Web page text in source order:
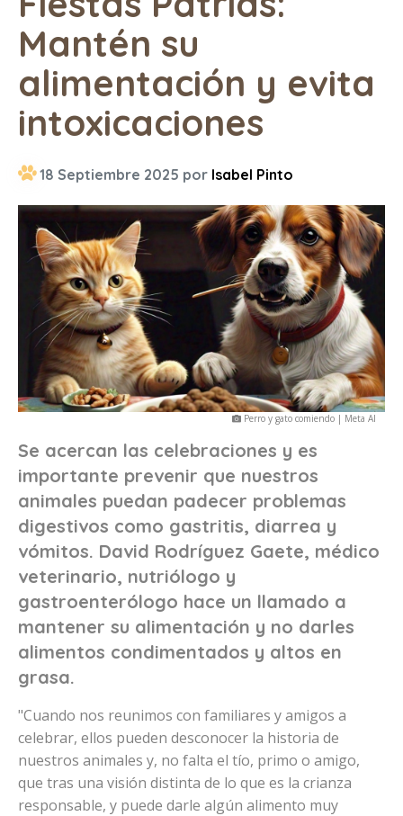
Mantén su
alimentación y evita
intoxicaciones
18 Septiembre 2025 por Isabel Pinto
Perro y gato comiendo | Meta AI
Se acercan las celebraciones y es
importante prevenir que nuestros
animales puedan padecer problemas
digestivos como gastritis, diarrea y
vómitos. David Rodríguez Gaete, médico
veterinario, nutriólogo y
gastroenterólogo hace un llamado a
mantener su alimentación y no darles
alimentos condimentados y altos en
grasa.
"Cuando nos reunimos con familiares y amigos a
celebrar, ellos pueden desconocer la historia de
nuestros animales y, no falta el tío, primo o amigo,
que tras una visión distinta de lo que es la crianza
responsable, y puede darle algún alimento muy